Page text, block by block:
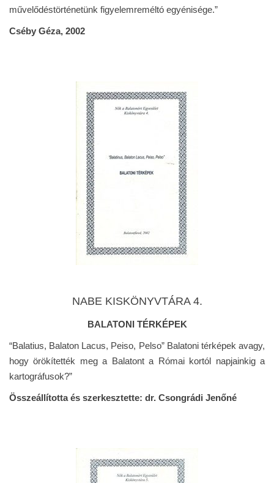
művelődéstörténetünk figyelemreméltó egyénisége.”
Cséby Géza, 2002
NABE KISKÖNYVTÁRA 4.
BALATONI TÉRKÉPEK
“Balatius, Balaton Lacus, Peiso, Pelso” Balatoni térképek avagy,
hogy örökítették meg a Balatont a Római kortól napjainkig a
kartográfusok?”
Összeállította és szerkesztette: dr. Csongrádi Jenőné